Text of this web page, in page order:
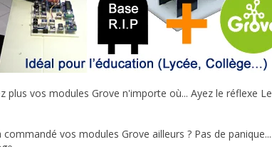
plus vos modules Grove n'importe où... Ayez le réflexe
commandé vos modules Grove ailleurs ? Pas de